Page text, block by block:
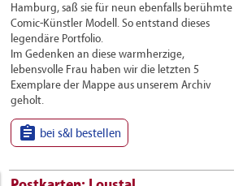
Hamburg, saß sie für neun ebenfalls berühmte
Comic-Künstler Modell. So entstand dieses
legendäre Portfolio.
Im Gedenken an diese warmherzige,
lebensvolle Frau haben wir die letzten 5
Exemplare der Mappe aus unserem Archiv
geholt.
 bei s&l bestellen